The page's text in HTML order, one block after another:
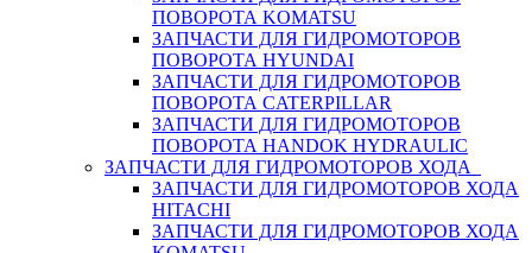
ПОВОРОТА KOMATSU
ЗАПЧАСТИ ДЛЯ ГИДРОМОТОРОВ
ПОВОРОТА HYUNDAI
ЗАПЧАСТИ ДЛЯ ГИДРОМОТОРОВ
ПОВОРОТА CATERPILLAR
ЗАПЧАСТИ ДЛЯ ГИДРОМОТОРОВ
ПОВОРОТА HANDOK HYDRAULIC
ЗАПЧАСТИ ДЛЯ ГИДРОМОТОРОВ ХОДА
ЗАПЧАСТИ ДЛЯ ГИДРОМОТОРОВ ХОДА
HITACHI
ЗАПЧАСТИ ДЛЯ ГИДРОМОТОРОВ ХОДА